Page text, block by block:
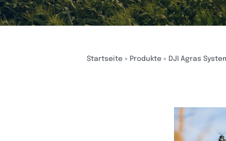
Startseite» Produkte» DJI Agras